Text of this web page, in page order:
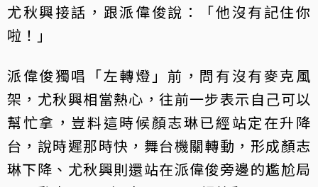
尤秋興接話，跟派偉俊說：「他沒有記住你
啦！」
派偉俊獨唱「左轉燈」前，問有沒有麥克風
架，尤秋興相當熱心，往前一步表示自己可以
幫忙拿，豈料這時候顏志琳已經站定在升降
台，說時遲那時快，舞台機關轉動，形成顏志
琳下降、尤秋興則還站在派偉俊旁邊的尷尬局